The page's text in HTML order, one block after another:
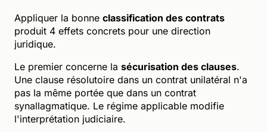
Appliquer la bonne classification des contrats
produit 4 effets concrets pour une direction
juridique.
Le premier concerne la sécurisation des clauses.
Une clause résolutoire dans un contrat unilatéral n'a
pas la même portée que dans un contrat
synallagmatique. Le régime applicable modifie
l'interprétation judiciaire.